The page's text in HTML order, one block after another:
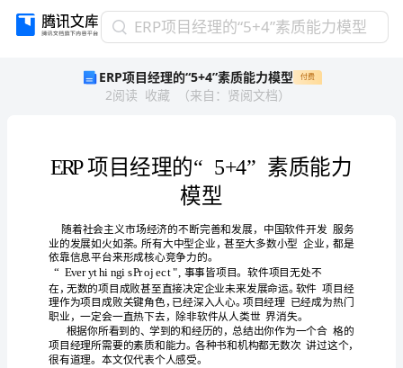
ERP
“5+4”
ERP项目经理的“5+4”素质能力模型
ERP项目经理的“5+4”素质能力模型 付费
2阅读 收藏 （来自 ： 贤阅文档）